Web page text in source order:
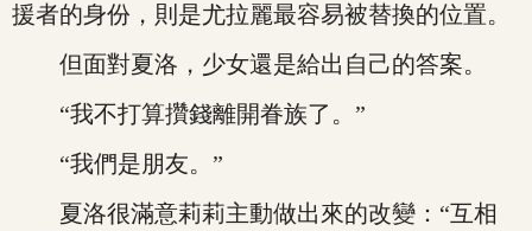
援者的身份，則是尤拉麗最容易被替換的位置。
但面對夏洛，少女還是給出自己的答案。
“我不打算攢錢離開眷族了。”
“我們是朋友。”
夏洛很滿意莉莉主動做出來的改變：“互相